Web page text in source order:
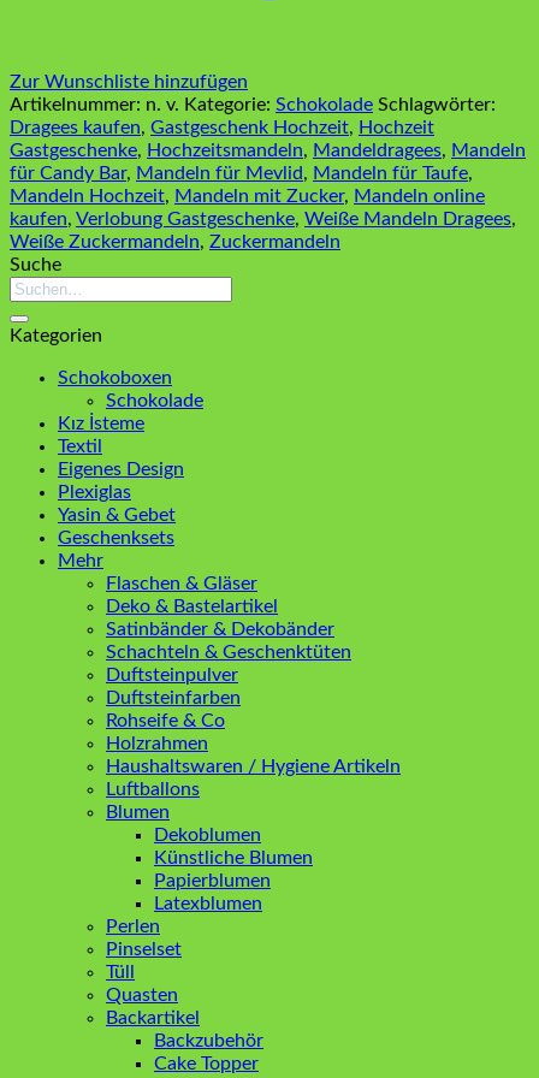
Zur Wunschliste hinzufügen
Artikelnummer: n. v. Kategorie: Schokolade Schlagwörter:
Dragees kaufen, Gastgeschenk Hochzeit, Hochzeit
Gastgeschenke, Hochzeitsmandeln, Mandeldragees, Mandeln
für Candy Bar, Mandeln für Mevlid, Mandeln für Taufe,
Mandeln Hochzeit, Mandeln mit Zucker, Mandeln online
kaufen, Verlobung Gastgeschenke, Weiße Mandeln Dragees,
Weiße Zuckermandeln, Zuckermandeln
Suche
Suchen
Kategorien
Schokoboxen
Schokolade
Kız İsteme
Textil
Eigenes Design
Plexiglas
Yasin & Gebet
Geschenksets
Mehr
Flaschen & Gläser
Deko & Bastelartikel
Satinbänder & Dekobänder
Schachteln & Geschenktüten
Duftsteinpulver
Duftsteinfarben
Rohseife & Co
Holzrahmen
Haushaltswaren / Hygiene Artikeln
Luftballons
Blumen
Dekoblumen
Künstliche Blumen
Papierblumen
Latexblumen
Perlen
Pinselset
Tüll
Quasten
Backartikel
Backzubehör
Cake Topper